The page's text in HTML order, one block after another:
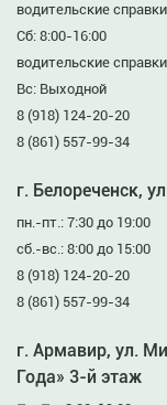
водительские
Сб: 8:00-16:00
водительские
Вс: Выходной
8 (918) 124-20-20
8 (861) 557-99-34
г. Белореченск,
пн.-пт.: 7:30 до 19:00
сб.-вс.: 8:00 до 15:00
8 (918) 124-20-20
8 (861) 557-99-34
г. Армавир, ул.
Года» 3-й этаж